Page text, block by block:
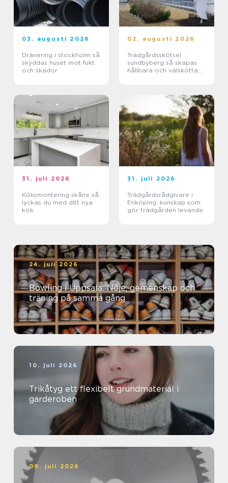
03. augusti 2026
Dränering i stockholm så
skyddas huset mot fukt
och skador
02. augusti 2026
Trädgårdsskötsel
sundbyberg så skapas
hållbara och välskötta
31. juli 2026
Köksmontering skåne så
lyckas du med ditt nya
kök
31. juli 2026
Trädgårdsrådgivare i
Enköping: kunskap som
gör trädgården levande
24. juli 2026
Bowling i Uppsala: Nöje, gemenskap och
träning på samma gång
10. juli 2026
Trikåtyg ett flexibelt grundmaterial i
garderoben
09. juli 2026